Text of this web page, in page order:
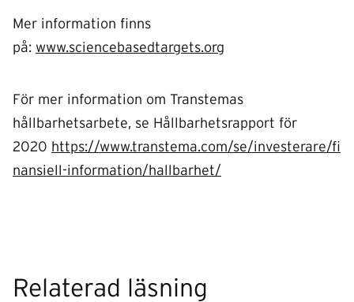
Mer information finns
på: www.sciencebasedtargets.org
För mer information om Transtemas
hållbarhetsarbete, se Hållbarhetsrapport för
2020 https://www.transtema.com/se/investerare/fi
nansiell-information/hallbarhet/
Relaterad läsning